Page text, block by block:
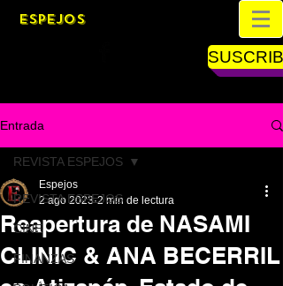
ESPEJOS
Entrada
REVISTA ESPEJOS
CINE
FINANZAS
REVISTA ESPEJOS
Reapertura de NASAMI
CLINIC & ANA BECERRIL
Espejos
2 ago 2023 2 min de lectura